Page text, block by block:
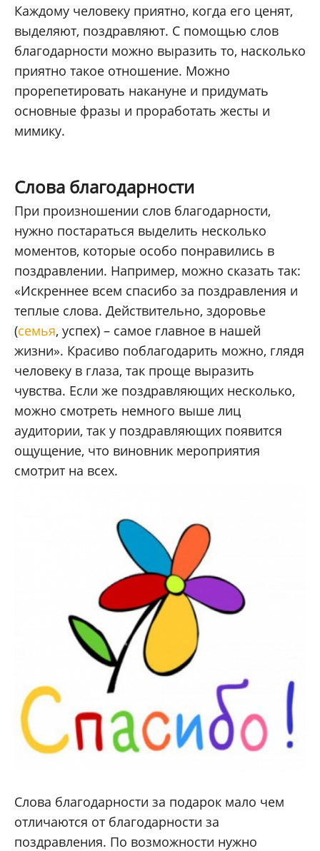
Каждому человеку приятно, когда его ценят,
выделяют, поздравляют. С помощью слов
благодарности можно выразить то, насколько
приятно такое отношение. Можно
прорепетировать накануне и придумать
основные фразы и проработать жесты и
мимику.
Слова благодарности
При произношении слов благодарности,
нужно постараться выделить несколько
моментов, которые особо понравились в
поздравлении. Например, можно сказать так:
«Искреннее всем спасибо за поздравления и
теплые слова. Действительно, здоровье
(семья, успех) – самое главное в нашей
жизни». Красиво поблагодарить можно, глядя
человеку в глаза, так проще выразить
чувства. Если же поздравляющих несколько,
можно смотреть немного выше лиц
аудитории, так у поздравляющих появится
ощущение, что виновник мероприятия
смотрит на всех.
Слова благодарности за подарок мало чем
отличаются от благодарности за
поздравления. По возможности нужно